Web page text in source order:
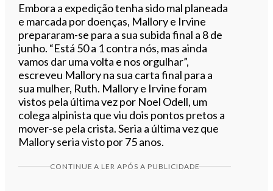
Embora a expedição tenha sido mal planeada
e marcada por doenças, Mallory e Irvine
prepararam-se para a sua subida final a 8 de
junho. “Está 50 a 1 contra nós, mas ainda
vamos dar uma volta e nos orgulhar”,
escreveu Mallory na sua carta final para a
sua mulher, Ruth. Mallory e Irvine foram
vistos pela última vez por Noel Odell, um
colega alpinista que viu dois pontos pretos a
mover-se pela crista. Seria a última vez que
Mallory seria visto por 75 anos.
CONTINUE A LER APÓS A PUBLICIDADE